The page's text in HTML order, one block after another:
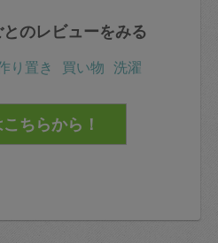
のレビューをみる
り置き 買い物 洗濯